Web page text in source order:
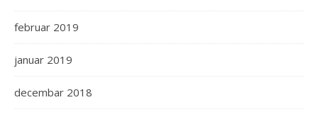
februar 2019
januar 2019
decembar 2018